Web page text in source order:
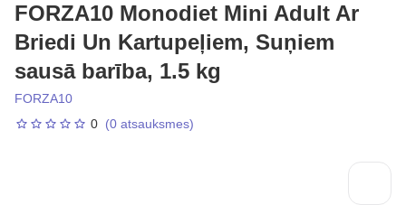
FORZA10 Monodiet Mini Adult Ar
Briedi Un Kartupeļiem, Suņiem
sausā barība, 1.5 kg
FORZA10
0 (0 atsauksmes)